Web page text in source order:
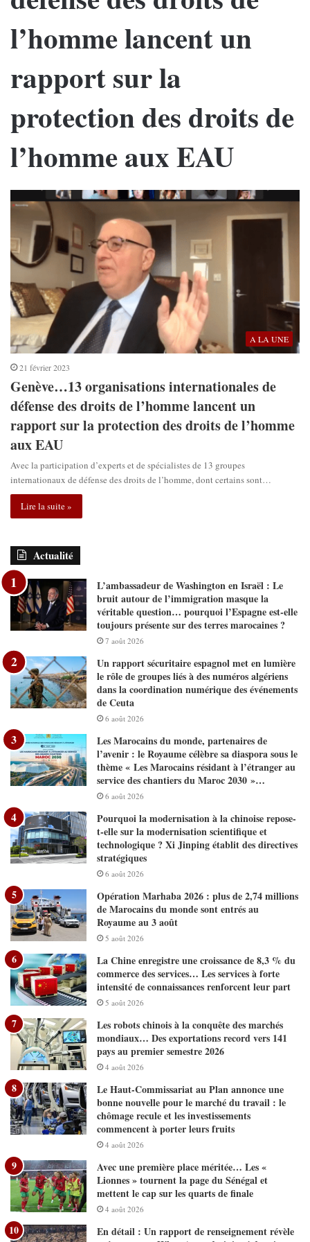
l’homme lancent un
rapport sur la
protection des droits de
l’homme aux EAU
A LA UNE
21 février 2023
Genève…13 organisations internationales de
défense des droits de l’homme lancent un
rapport sur la protection des droits de l’homme
aux EAU
Avec la participation d’experts et de spécialistes de 13 groupes
internationaux de défense des droits de l’homme, dont certains sont…
Lire la suite »
Actualité
L’ambassadeur de Washington en Israël : Le
bruit autour de l’immigration masque la
véritable question… pourquoi l’Espagne est-elle
toujours présente sur des terres marocaines ?
7 août 2026
Un rapport sécuritaire espagnol met en lumière
le rôle de groupes liés à des numéros algériens
dans la coordination numérique des événements
de Ceuta
6 août 2026
Les Marocains du monde, partenaires de
l’avenir : le Royaume célèbre sa diaspora sous le
thème « Les Marocains résidant à l’étranger au
service des chantiers du Maroc 2030 »…
6 août 2026
Pourquoi la modernisation à la chinoise repose-
t-elle sur la modernisation scientifique et
technologique ? Xi Jinping établit des directives
stratégiques
6 août 2026
Opération Marhaba 2026 : plus de 2,74 millions
de Marocains du monde sont entrés au
Royaume au 3 août
5 août 2026
La Chine enregistre une croissance de 8,3 % du
commerce des services… Les services à forte
intensité de connaissances renforcent leur part
5 août 2026
Les robots chinois à la conquête des marchés
mondiaux… Des exportations record vers 141
pays au premier semestre 2026
4 août 2026
Le Haut-Commissariat au Plan annonce une
bonne nouvelle pour le marché du travail : le
chômage recule et les investissements
commencent à porter leurs fruits
4 août 2026
Avec une première place méritée… Les «
Lionnes » tournent la page du Sénégal et
mettent le cap sur les quarts de finale
4 août 2026
En détail : Un rapport de renseignement révèle